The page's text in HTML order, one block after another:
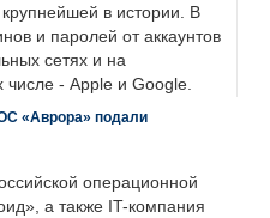
в истории. В
и паролей от аккаунтов
сетях и на
числе - Apple и Google.
«Аврора» подали
операционной
а также IT-компания